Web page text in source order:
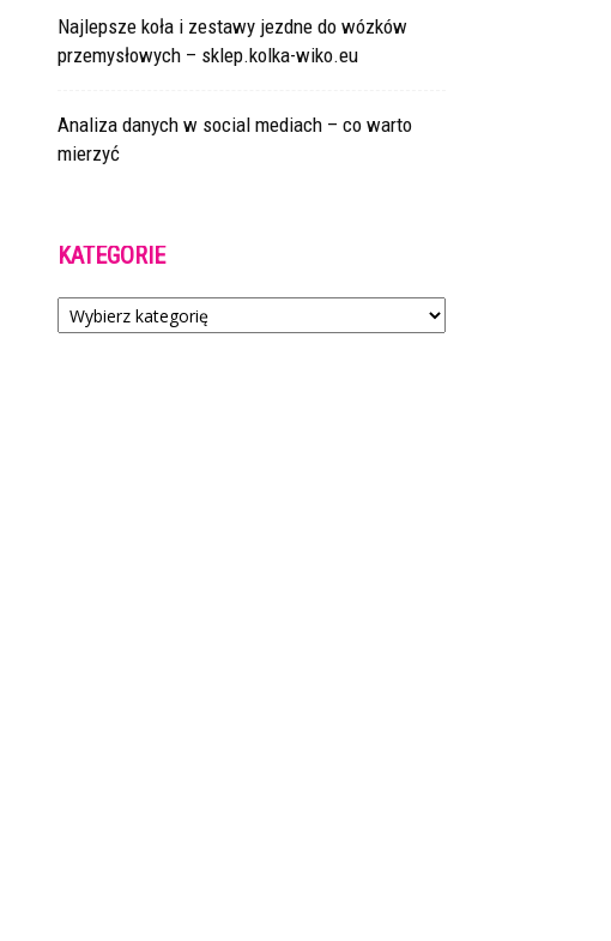
Najlepsze koła i zestawy jezdne do wózków
przemysłowych – sklep.kolka-wiko.eu
Analiza danych w social mediach – co warto
mierzyć
KATEGORIE
Kategorie